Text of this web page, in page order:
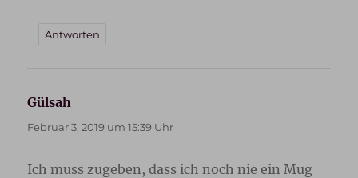
Antworten
Gülsah
Februar 3, 2019 um 15:39 Uhr
Ich muss zugeben, dass ich noch nie ein Mug